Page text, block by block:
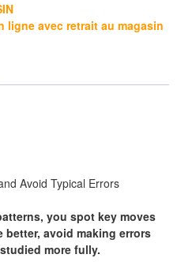
ligne avec retrait au magasin
Avoid Typical Errors
you spot key moves
better, avoid making errors
more fully.